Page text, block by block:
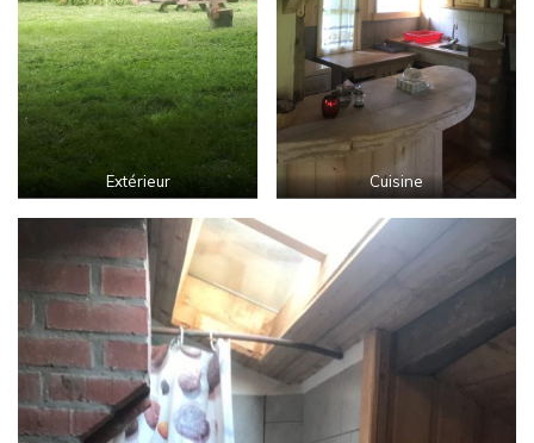
Extérieur Cuisine